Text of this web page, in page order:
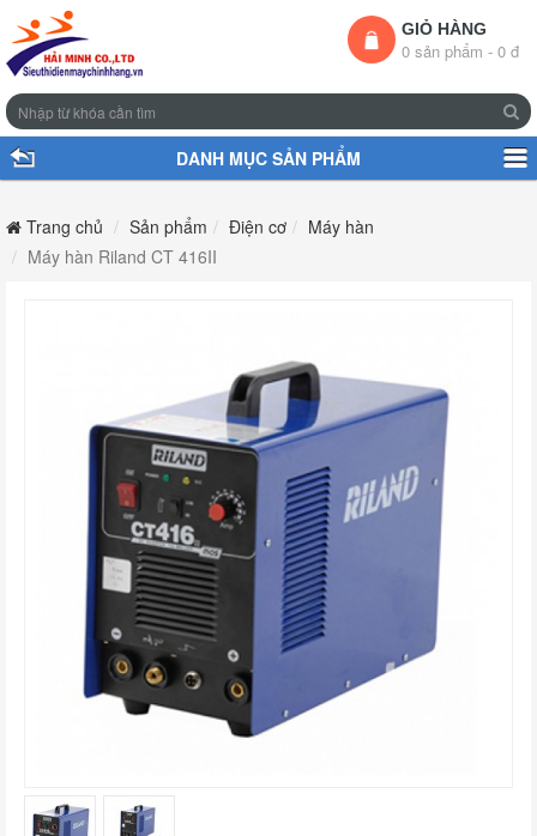
GIỎ HÀNG
0 sản phẩm - 0 đ
DANH MỤC SẢN PHẨM
Trang chủ Sản phẩm Điện cơ
Máy hàn
Máy hàn Riland CT 416II